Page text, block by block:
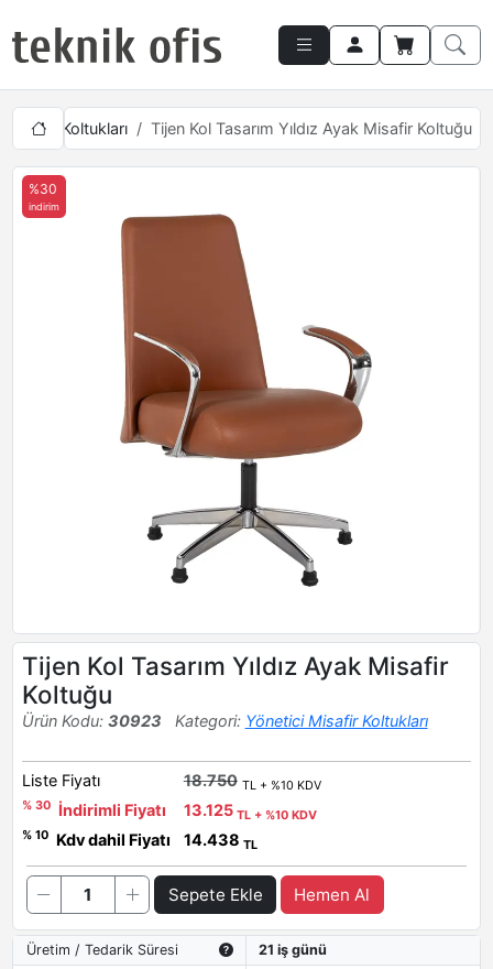
Misafir Koltukları Tijen Kol Tasarım Yıldız Ayak Misafir Koltuğu
%30
indirim
Tijen Kol Tasarım Yıldız Ayak Misafir
Koltuğu
Ürün Kodu: 30923 Kategori: Yönetici Misafir Koltukları
Liste Fiyatı 18.750 TL + %10 KDV
% 30
İndirimli Fiyatı 13.125 TL + %10 KDV
% 10
Kdv dahil Fiyatı 14.438 TL
Sepete Ekle Hemen Al
Üretim / Tedarik Süresi
21 iş günü